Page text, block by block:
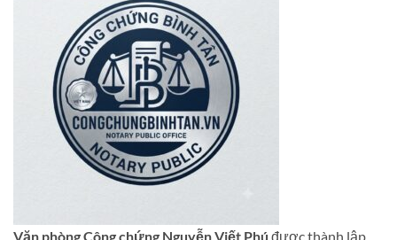
Văn phòng Công chứng Nguyễn Viết Phú được thành lập